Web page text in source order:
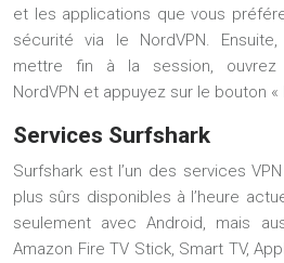
et les applications que vous
sécurité via le NordVPN.
mettre fin à la session, ouvrez
NordVPN et appuyez sur le bouton «
Services Surfshark
Surfshark est l’un des services
plus sûrs disponibles à l’heure
seulement avec Android, mais
Amazon Fire TV Stick, Smart TV,